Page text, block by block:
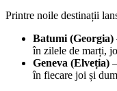
Printre noile destinații
Batumi (Georgia)
în zilele de marți,
Geneva (Elveția)
în fiecare joi și